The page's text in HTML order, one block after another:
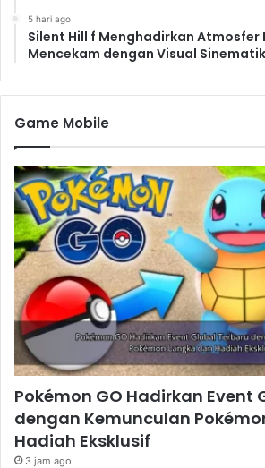
5 hari ago
Silent Hill f Menghadirkan Atmosfer
Mencekam dengan Visual
Game Mobile
Pokémon GO Hadirkan Event
dengan Kemunculan
Hadiah Eksklusif
3 jam ago